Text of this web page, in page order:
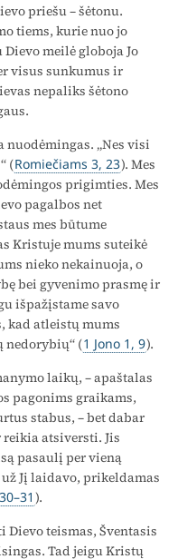
priešu – šėtonu.
tiems, kurie nuo jo
meilė globoja Jo
visus sunkumus ir
nepaliks šėtono
„Nes visi
(Romiečiams 3, 23). Mes
prigimties. Mes
pagalbos net
mes būtume
Kristuje mums suteikė
nieko nekainuoja, o
bei gyvenimo prasmę ir
išpažįstame savo
kad atleistų mums
nedorybių“ (1 Jono 1, 9).
laikų, – apaštalas
pagonims graikams,
stabus, – bet dabar
atsiversti. Jis
pasaulį per vieną
Jį laidavo, prikeldamas
).
teismas, Šventasis
Tad jeigu Kristų